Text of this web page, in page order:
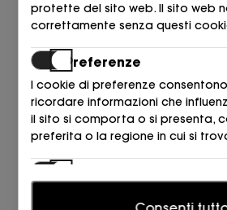
AEROPLANE
MOCASIN ANTE NAVY Inchiostro
109,95€
protette del sito web. Il sito web
correttamente senza questi
Preferenze
I cookie di preferenze
ricordare informazioni che
il sito si comporta o si presenta,
preferita o la regione in cui si